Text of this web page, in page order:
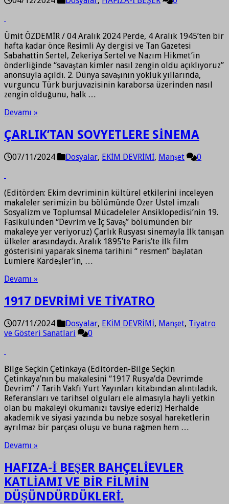
Ümit ÖZDEMİR / 04 Aralık 2024 Perde, 4 Aralık 1945’ten bir
hafta kadar önce Resimli Ay dergisi ve Tan Gazetesi
Sabahattin Sertel, Zekeriya Sertel ve Nazım Hikmet’in
önderliğinde “savaştan kimler nasıl zengin oldu açıklıyoruz”
anonsuyla açıldı. 2. Dünya savaşının yokluk yıllarında,
vurguncu Türk burjuvazisinin karaborsa üzerinden nasıl
zengin olduğunu, halk …
Devamı »
ÇARLIK’TAN SOVYETLERE SİNEMA
07/11/2024 Dosyalar, EKİM DEVRİMİ, Manşet 0
(Editörden: Ekim devriminin kültürel etkilerini inceleyen
makaleler serimizin bu bölümünde Özer Üstel imzalı
Sosyalizm ve Toplumsal Mücadeleler Ansiklopedisi’nin 19.
Fasikülünden “Devrim ve İç Savaş” bölümünden bir
makaleye yer veriyoruz) Çarlık Rusyası sinemayla İlk tanışan
ülkeler arasındaydı. Aralık 1895’te Paris’te İlk film
gösterisini yaparak sinema tarihini “ resmen” başlatan
Lumiere Kardeşler’in, …
Devamı »
1917 DEVRİMİ VE TİYATRO
07/11/2024 Dosyalar, EKİM DEVRİMİ, Manşet, Tiyatro
ve Gösteri Sanatlari
0
Bilge Seçkin Çetinkaya (Editörden-Bilge Seçkin
Çetinkaya’nın bu makalesini “1917 Rusya’da Devrimde
Devrim” / Tarih Vakfı Yurt Yayınları kitabından alıntıladık.
Referansları ve tarihsel olguları ele almasıyla hayli yetkin
olan bu makaleyi okumanızı tavsiye ederiz) Herhalde
akademik ve siyasi yazında bu nebze sosyal hareketlerin
ayrılmaz bir parçası oluşu ve buna rağmen hem …
Devamı »
HAFIZA-İ BEŞER BAHÇELİEVLER
KATLİAMI VE BİR FİLMİN
DÜŞÜNDÜRDÜKLERİ.